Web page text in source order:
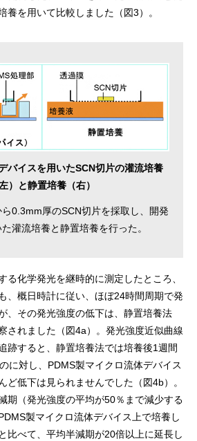
養を用いて比較しました（図3）。
バイスを用いたSCN切片の灌流培養
左）と静置培養（右）
0.3mm厚のSCN切片を採取し、開発
灌流培養と静置培養を行った。
る化学発光を継時的に測定したところ、
、概日時計に従い、ほぼ24時間周期で発
、その発光強度の低下は、静置培養法
されました（図4a）。発光強度近似曲線
跡すると、静置培養法では培養後1週間
に対し、PDMS製マイクロ流体デバイス
ど低下は見られませんでした（図4b）。
期（発光強度の平均が50％まで減少する
製マイクロ流体デバイス上で培養し
比べて、平均半減期が20倍以上に延長し